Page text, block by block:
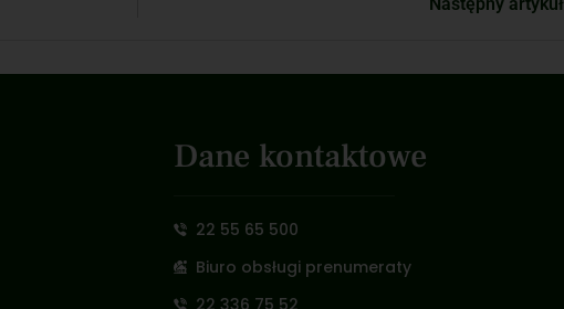
Dane kontaktowe
22 55 65 500
Biuro obsługi prenumeraty
22 336 75 52